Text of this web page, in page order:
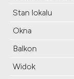
Stan lokalu
Okna
Balkon
Widok